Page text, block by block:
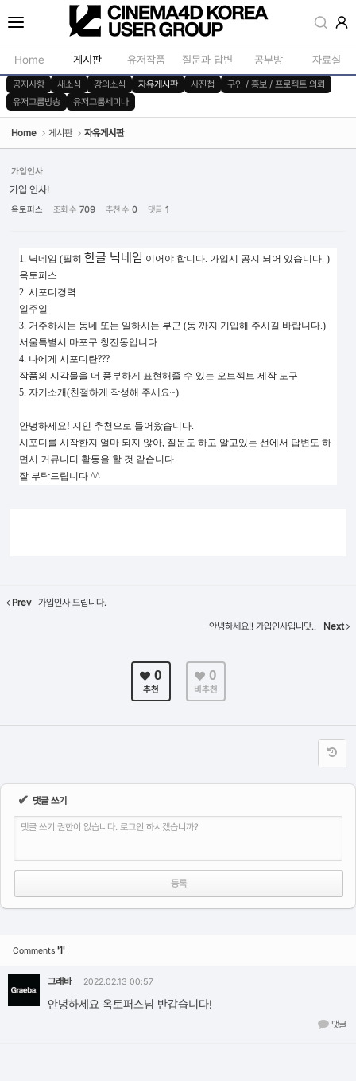
Home 게시판
공지사항
새소식
사진첩
유저그룹세미나
유저작품 질문과 답변 공부방 자료실
공지사항 새소식 강의소식 자유게시판 사진첩
구인 / 홍보 / 프로젝트 의뢰
유저그룹방송
유저그룹세미나
Home 게시판 자유게시판
가입인사
가입 인사!
옥토퍼스 조회 수 709 추천 수 0 댓글 1
1. 닉네임 (필히 한글 닉네임 이어야 합니다. 가입시 공지 되어 있습니다. )
옥토퍼스
2. 시포디경력
일주일
3. 거주하시는 동네 또는 일하시는 부근 (동 까지 기입해 주시길 바랍니다.)
서울특별시 마포구 창전동입니다
4. 나에게 시포디란???
작품의 시각물을 더 풍부하게 표현해줄 수 있는 오브젝트 제작 도구
5. 자기소개(친절하게 작성해 주세요~)
안녕하세요! 지인 추천으로 들어왔습니다.
시포디를 시작한지 얼마 되지 않아, 질문도 하고 알고있는 선에서 답변도 하
면서 커뮤니티 활동을 할 것 같습니다.
잘 부탁드립니다 ^^
Prev 가입인사 드립니다.
안녕하세요!! 가입인사입니닷.. Next
0
추천
0
비추천
✔ 댓글 쓰기
댓글 쓰기 권한이 없습니다. 로그인 하시겠습니까?
Comments '1'
그래바 2022.02.13 00:57
안녕하세요 옥토퍼스님 반갑습니다!
댓글
Sketchbook5, 스케치북5
Sketchbook5, 스케치북5